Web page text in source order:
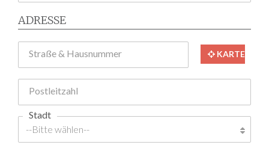
ADRESSE
Straße & Hausnummer KARTE
Postleitzahl
Stadt